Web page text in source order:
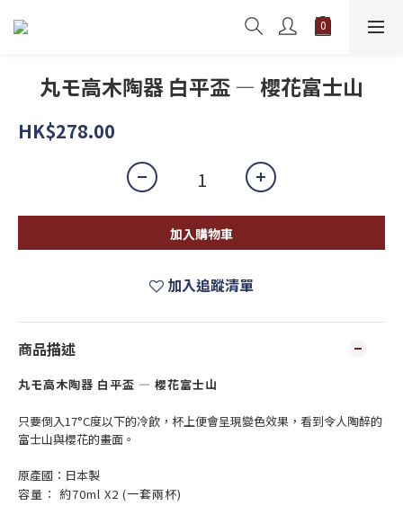
丸モ高木陶器 白平盃 — 櫻花富士山
HK$278.00
加入購物車
加入追蹤清單
商品描述
丸モ高木陶器 白平盃 — 櫻花富士山
只要倒入17°C度以下的冷飲，杯上便會呈現變色效果，看到令人陶醉的
富士山與櫻花的畫面。
原產國：日本製
容量： 約70ml X2 (一套兩杯)